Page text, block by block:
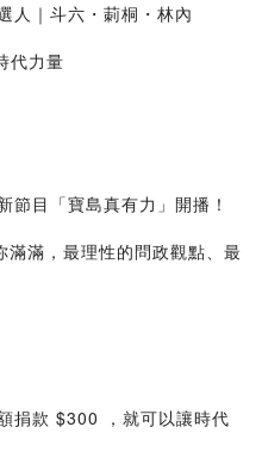
｜斗六・莿桐・林內
代力量
節目「寶島真有力」開播！
滿，最理性的問政觀點、最
捐款 $300 ，就可以讓時代